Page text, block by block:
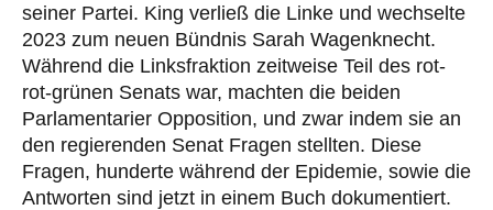
seiner Partei. King verließ die Linke und wechselte
2023 zum neuen Bündnis Sarah Wagenknecht.
Während die Linksfraktion zeitweise Teil des rot-
rot-grünen Senats war, machten die beiden
Parlamentarier Opposition, und zwar indem sie an
den regierenden Senat Fragen stellten. Diese
Fragen, hunderte während der Epidemie, sowie die
Antworten sind jetzt in einem Buch dokumentiert.